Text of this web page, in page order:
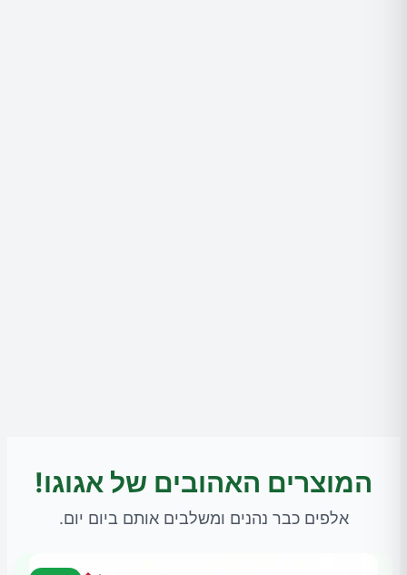
המוצרים האהובים של אגוגו!
אלפים כבר נהנים ומשלבים אותם ביום יום.